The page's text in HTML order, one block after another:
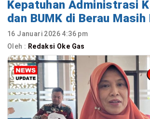
Kepatuhan Administrasi
dan BUMK di Berau Masih
16 Januari 2026 4:36 pm
Oleh : Redaksi Oke Gas